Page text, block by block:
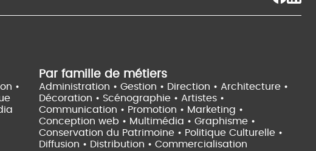
•
Par famille de métiers
Administration • Gestion • Direction • Architecture •
Décoration • Scénographie • Artistes •
Communication • Promotion • Marketing •
Conception web • Multimédia • Graphisme •
Conservation du Patrimoine • Politique Culturelle •
Diffusion • Distribution • Commercialisation